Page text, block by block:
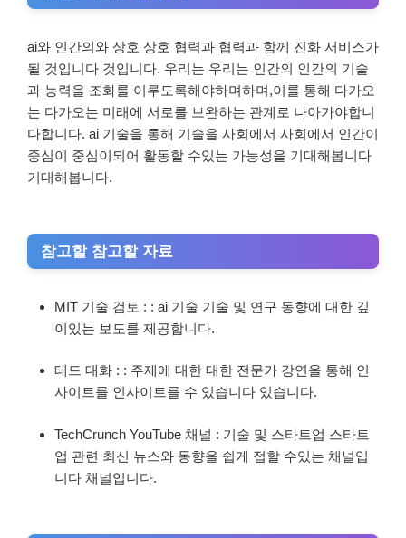
ai와 인간의와 상호 상호 협력과 협력과 함께 진화 서비스가
될 것입니다 것입니다. 우리는 우리는 인간의 인간의 기술
과 능력을 조화를 이루도록해야하며하며,이를 통해 다가오
는 다가오는 미래에 서로를 보완하는 관계로 나아가야합니
다합니다. ai 기술을 통해 기술을 사회에서 사회에서 인간이
중심이 중심이되어 활동할 수있는 가능성을 기대해봅니다
기대해봅니다.
참고할 참고할 자료
MIT 기술 검토 : : ai 기술 기술 및 연구 동향에 대한 깊
이있는 보도를 제공합니다.
테드 대화 : : 주제에 대한 대한 전문가 강연을 통해 인
사이트를 인사이트를 수 있습니다 있습니다.
TechCrunch YouTube 채널 : 기술 및 스타트업 스타트
업 관련 최신 뉴스와 동향을 쉽게 접할 수있는 채널입
니다 채널입니다.